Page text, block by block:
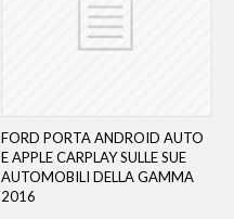
FORD PORTA ANDROID AUTO
E APPLE CARPLAY SULLE SUE
AUTOMOBILI DELLA GAMMA
2016